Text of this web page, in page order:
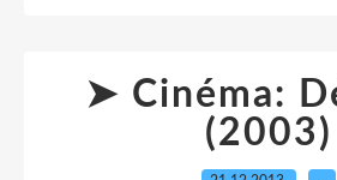
➤ Cinéma:
(2003)